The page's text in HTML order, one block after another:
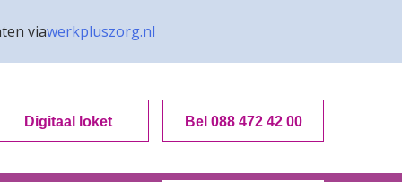
viawerkpluszorg.nl
Digitaal loket Bel 088 472 42 00